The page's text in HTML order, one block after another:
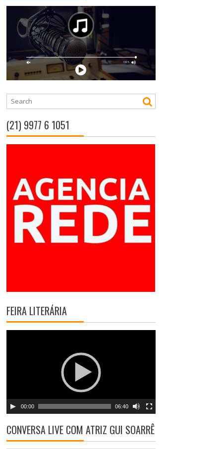
(21) 9977 6 1051
FEIRA LITERÁRIA
r
d
v
í
00:00 06:40
CONVERSA LIVE COM ATRIZ GUI SOARRÊ